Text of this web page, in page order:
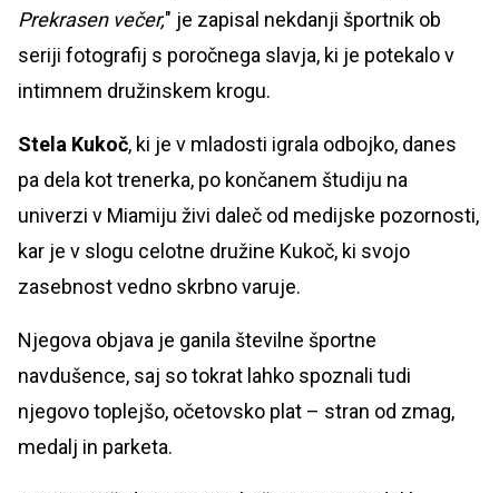
Prekrasen večer," je zapisal nekdanji športnik ob
seriji fotografij s poročnega slavja, ki je potekalo v
intimnem družinskem krogu.
Stela Kukoč, ki je v mladosti igrala odbojko, danes
pa dela kot trenerka, po končanem študiju na
univerzi v Miamiju živi daleč od medijske pozornosti,
kar je v slogu celotne družine Kukoč, ki svojo
zasebnost vedno skrbno varuje.
Njegova objava je ganila številne športne
navdušence, saj so tokrat lahko spoznali tudi
njegovo toplejšo, očetovsko plat – stran od zmag,
medalj in parketa.